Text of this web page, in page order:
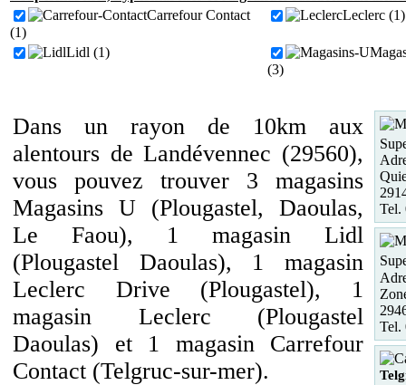
Carrefour Contact
(1)
Leclerc (1)
Lidl (1)
(3)
Dans un rayon de 10km aux
alentours de Landévennec (29560),
vous pouvez trouver 3 magasins
Magasins U (Plougastel, Daoulas,
Le Faou), 1 magasin Lidl
(Plougastel Daoulas), 1 magasin
Leclerc Drive (Plougastel), 1
magasin Leclerc (Plougastel
Daoulas) et 1 magasin Carrefour
Contact (Telgruc-sur-mer).
Tel.
Tel.